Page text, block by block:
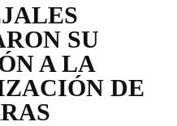
SU
A LA
DE